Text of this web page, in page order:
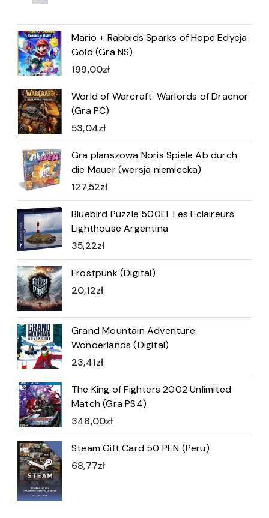
Mario + Rabbids Sparks of Hope Edycja
Gold (Gra NS)
199,00zł
World of Warcraft: Warlords of Draenor
(Gra PC)
53,04zł
Gra planszowa Noris Spiele Ab durch
die Mauer (wersja niemiecka)
127,52zł
Bluebird Puzzle 500El. Les Eclaireurs
Lighthouse Argentina
35,22zł
Frostpunk (Digital)
20,12zł
Grand Mountain Adventure
Wonderlands (Digital)
23,41zł
The King of Fighters 2002 Unlimited
Match (Gra PS4)
346,00zł
Steam Gift Card 50 PEN (Peru)
68,77zł